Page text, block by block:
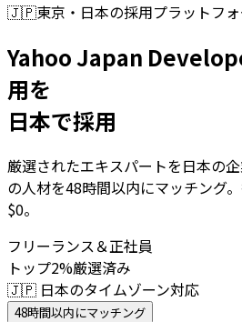
🇯🇵東京・日本の採用プラットフ
Yahoo Japan
用を
日本で採用
厳選されたエキスパートを日本の
の人材を48時間以内にマッチング
$0。
フリーランス＆正社員
トップ2%厳選済み
🇯🇵 日本のタイムゾーン対応
48時間以内にマッチング